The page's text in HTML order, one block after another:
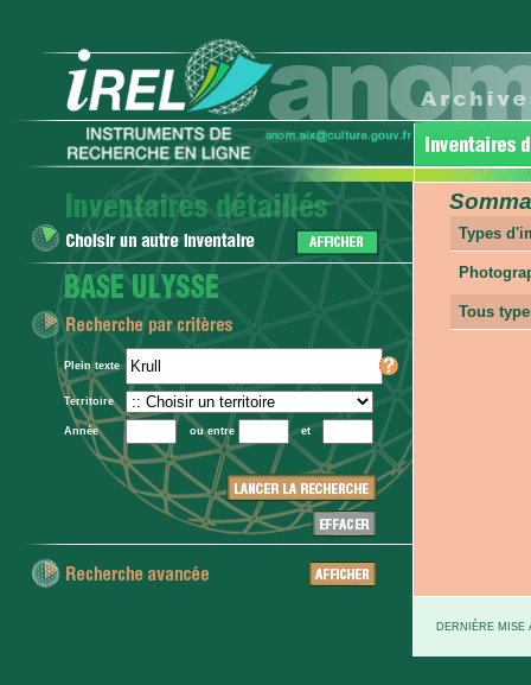
Plein texte
Territoire
Année ou entre et
Types
Tous
DERNIÈRE MISE